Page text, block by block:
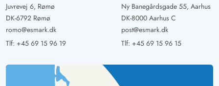
Juvrevej 6, Rømø
DK-6792 Rømø
romo@esmark.dk
Tlf: +45 69 15 96 19
Ny Banegårdsgade 55, Aarhus
DK-8000 Aarhus C
post@esmark.dk
Tlf: +45 69 15 96 15